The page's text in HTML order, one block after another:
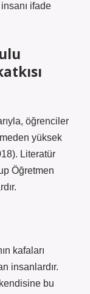
ifade
öğrenciler
yüksek
Literatür
Öğretmen
kafaları
insanlardır.
bu